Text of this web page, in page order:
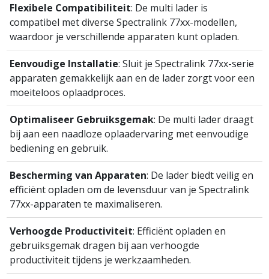
Flexibele Compatibiliteit: De multi lader is
compatibel met diverse Spectralink 77xx-modellen,
waardoor je verschillende apparaten kunt opladen.
Eenvoudige Installatie: Sluit je Spectralink 77xx-serie
apparaten gemakkelijk aan en de lader zorgt voor een
moeiteloos oplaadproces.
Optimaliseer Gebruiksgemak: De multi lader draagt
bij aan een naadloze oplaadervaring met eenvoudige
bediening en gebruik.
Bescherming van Apparaten: De lader biedt veilig en
efficiënt opladen om de levensduur van je Spectralink
77xx-apparaten te maximaliseren.
Verhoogde Productiviteit: Efficiënt opladen en
gebruiksgemak dragen bij aan verhoogde
productiviteit tijdens je werkzaamheden.